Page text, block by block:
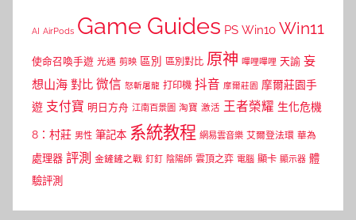
AI AirPods Game Guides PS Win10 Win11
使命召喚手遊 光遇 剪映 區別 區別對比 原神 嗶哩嗶哩 天諭 妄
想山海 對比 微信 怒斬屠龍 打印機 抖音 摩爾莊園 摩爾莊園手
遊 支付寶 明日方舟 江南百景圖 淘寶 激活 王者榮耀 生化危機
8：村莊 男性 筆記本 系統教程 網易雲音樂 艾爾登法環 華為
處理器 評測 金鏟鏟之戰 釘釘 陰陽師 雲頂之弈 電腦 顯卡 顯示器 體
驗評測